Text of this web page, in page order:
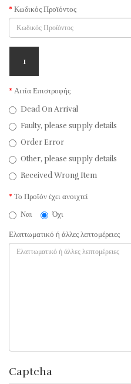
Κωδικός Προϊόντος
Αιτία Επιστροφής
Dead On Arrival
Faulty, please supply details
Order Error
Other, please supply details
Received Wrong Item
Το Προϊόν έχει ανοιχτεί
Ναι
Όχι
Ελαττωματικό ή άλλες λεπτομέρειες
Captcha